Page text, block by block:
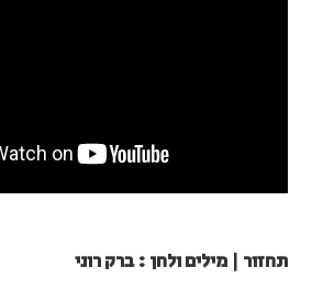
תחזור | מילים ולחן : ברק רוני